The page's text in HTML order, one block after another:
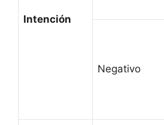
Intención
Negativo